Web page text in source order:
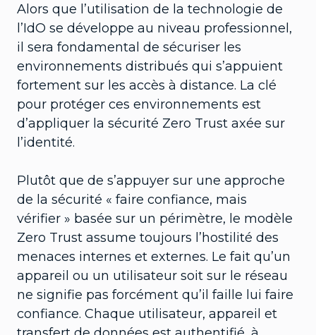
Alors que l’utilisation de la technologie de
l’IdO se développe au niveau professionnel,
il sera fondamental de sécuriser les
environnements distribués qui s’appuient
fortement sur les accès à distance. La clé
pour protéger ces environnements est
d’appliquer la sécurité Zero Trust axée sur
l’identité.
Plutôt que de s’appuyer sur une approche
de la sécurité « faire confiance, mais
vérifier » basée sur un périmètre, le modèle
Zero Trust assume toujours l’hostilité des
menaces internes et externes. Le fait qu’un
appareil ou un utilisateur soit sur le réseau
ne signifie pas forcément qu’il faille lui faire
confiance. Chaque utilisateur, appareil et